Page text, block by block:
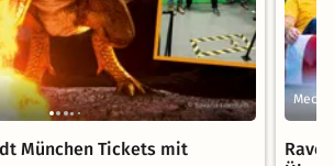
München Tickets mit